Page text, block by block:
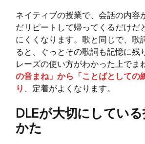
ネイティブの授業で、会話の内容
だリピートして帰ってくるだけだ
にくくなります。歌と同じで、歌
ると、ぐっとその歌詞も記憶に残
レーズの使い方がわかった上でま
の音まね」から「ことばとしての
り 、定着がよくなります。
DLEが大切にしてい
かた